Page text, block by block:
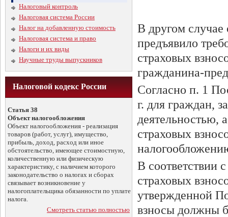
Налоговый контроль
Налоговая система России
Налог на добавленную стоимость
Налоговая система и право
Налоги и их виды
Научные труды выпускников
Налоговой кодекс России
Статья 38
Объект налогообложения
Объект налогообложения - реализация
товаров (работ, услуг), имущество,
прибыль, доход, расход или иное
обстоятельство, имеющее стоимостную,
количественную или физическую
характеристику, с наличием которого
законодательство о налогах и сборах
связывает возникновение у
налогоплательщика обязанности по уплате
налога.
Смотреть статью полностью
В другом
предъявило
страховых
гражданина-
Согласно п. 1
г. для граждан,
деятельностью,
страховых
В соответствии
страховых
утвержденной
взносы должны